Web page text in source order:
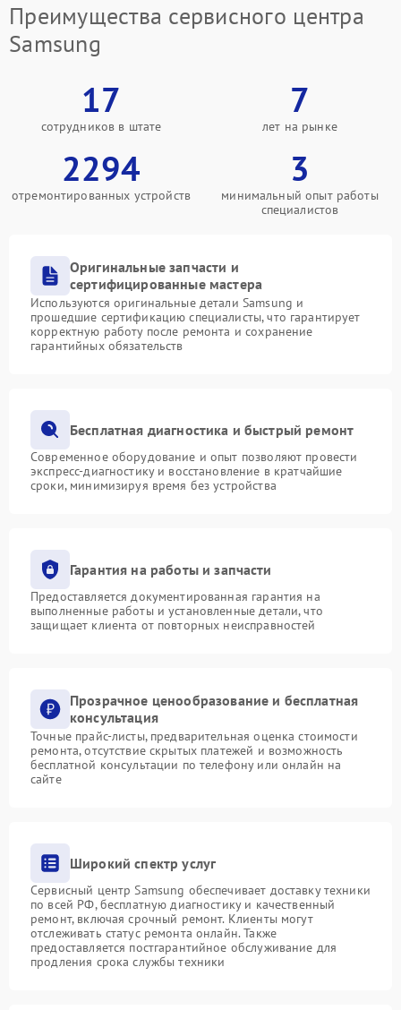
Преимущества сервисного центра
Samsung
17
сотрудников в штате
7
лет на рынке
2294
отремонтированных устройств
3
минимальный опыт работы
специалистов
Оригинальные запчасти и
сертифицированные мастера
Используются оригинальные детали Samsung и
прошедшие сертификацию специалисты, что гарантирует
корректную работу после ремонта и сохранение
гарантийных обязательств
Бесплатная диагностика и быстрый ремонт
Современное оборудование и опыт позволяют провести
экспресс-диагностику и восстановление в кратчайшие
сроки, минимизируя время без устройства
Гарантия на работы и запчасти
Предоставляется документированная гарантия на
выполненные работы и установленные детали, что
защищает клиента от повторных неисправностей
Прозрачное ценообразование и бесплатная
консультация
Точные прайс-листы, предварительная оценка стоимости
ремонта, отсутствие скрытых платежей и возможность
бесплатной консультации по телефону или онлайн на
сайте
Широкий спектр услуг
Сервисный центр Samsung обеспечивает доставку техники
по всей РФ, бесплатную диагностику и качественный
ремонт, включая срочный ремонт. Клиенты могут
отслеживать статус ремонта онлайн. Также
предоставляется постгарантийное обслуживание для
продления срока службы техники